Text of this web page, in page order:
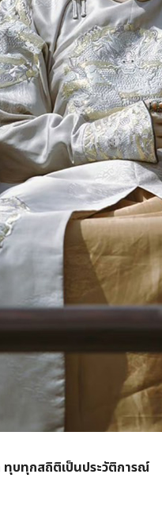
บทุกสถิติเป็นประวัติการณ์